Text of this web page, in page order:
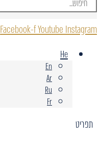
Facebook-fYoutube Instagram
He
En
Ar
Ru
Fr
תפריט